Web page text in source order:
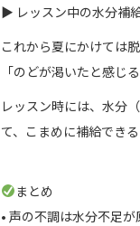
▶︎ レッスン中の水分補
これから夏にかけては
「のどが渇いたと感じ
レッスン時には、水分
て、こまめに補給でき
まとめ
• 声の不調は水分不足